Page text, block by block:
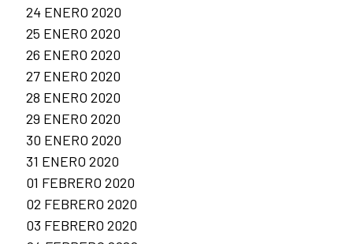
24 ENERO 2020
25 ENERO 2020
26 ENERO 2020
27 ENERO 2020
28 ENERO 2020
29 ENERO 2020
30 ENERO 2020
31 ENERO 2020
01 FEBRERO 2020
02 FEBRERO 2020
03 FEBRERO 2020